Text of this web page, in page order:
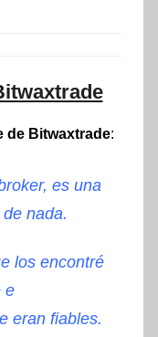
de Bitwaxtrade:
es una
nada.
los encontré
e
eran fiables.